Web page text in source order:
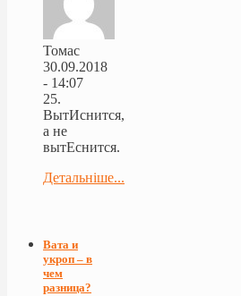
Томас
30.09.2018
- 14:07
25.
ВытИснится,
а не
вытЕснится.
Детальніше...
Вата и
укроп – в
чем
разница?